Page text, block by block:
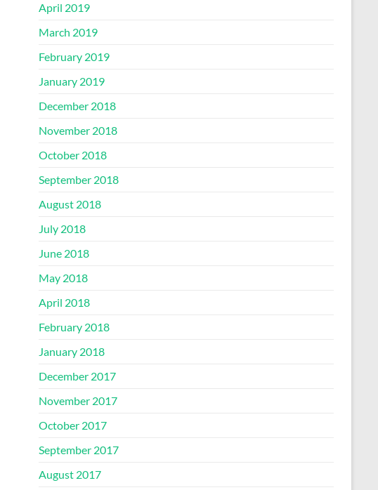
April 2019
March 2019
February 2019
January 2019
December 2018
November 2018
October 2018
September 2018
August 2018
July 2018
June 2018
May 2018
April 2018
February 2018
January 2018
December 2017
November 2017
October 2017
September 2017
August 2017